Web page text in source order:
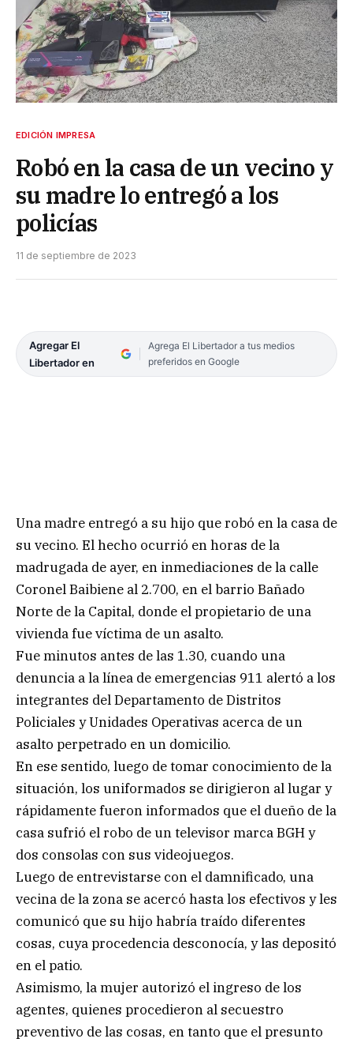
EDICIÓN IMPRESA
Robó en la casa de un vecino y
su madre lo entregó a los
policías
11 de septiembre de 2023
Agregar El
Libertador en
Agrega El Libertador a tus medios
preferidos en Google
Una madre entregó a su hijo que robó en la casa de
su vecino. El hecho ocurrió en horas de la
madrugada de ayer, en inmediaciones de la calle
Coronel Baibiene al 2.700, en el barrio Bañado
Norte de la Capital, donde el propietario de una
vivienda fue víctima de un asalto.
Fue minutos antes de las 1.30, cuando una
denuncia a la línea de emergencias 911 alertó a los
integrantes del Departamento de Distritos
Policiales y Unidades Operativas acerca de un
asalto perpetrado en un domicilio.
En ese sentido, luego de tomar conocimiento de la
situación, los uniformados se dirigieron al lugar y
rápidamente fueron informados que el dueño de la
casa sufrió el robo de un televisor marca BGH y
dos consolas con sus videojuegos.
Luego de entrevistarse con el damnificado, una
vecina de la zona se acercó hasta los efectivos y les
comunicó que su hijo habría traído diferentes
cosas, cuya procedencia desconocía, y las depositó
en el patio.
Asimismo, la mujer autorizó el ingreso de los
agentes, quienes procedieron al secuestro
preventivo de las cosas, en tanto que el presunto